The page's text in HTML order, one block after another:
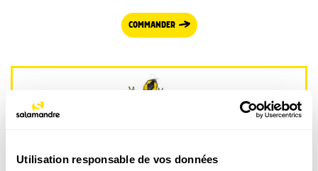
Utilisation responsable de vos données
COMMANDER
La newsletter nature qui fait du bien !